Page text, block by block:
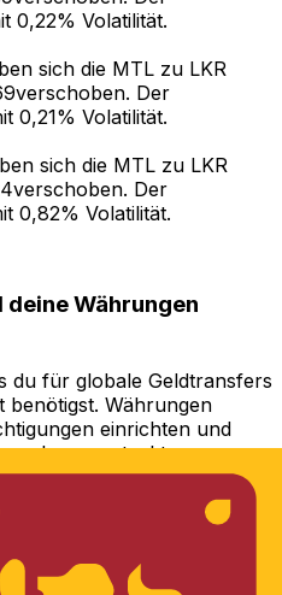
0,22% Volatilität.
sich die MTL zu LKR
Der
0,21% Volatilität.
sich die MTL zu LKR
Der
0,82% Volatilität.
Währungen
du für globale Geldtransfers
benötigst. Währungen
einrichten und
ohne versteckte